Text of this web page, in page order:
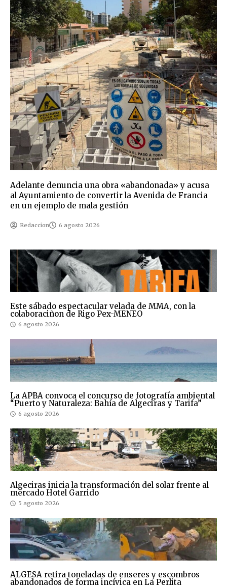
Adelante denuncia una obra «abandonada» y acusa
al Ayuntamiento de convertir la Avenida de Francia
en un ejemplo de mala gestión
Redaccion 6 agosto 2026
Este sábado espectacular velada de MMA, con la
colaboraciñon de Rigo Pex-MENEO
6 agosto 2026
La APBA convoca el concurso de fotografía ambiental
“Puerto y Naturaleza: Bahía de Algeciras y Tarifa”
6 agosto 2026
Algeciras inicia la transformación del solar frente al
mercado Hotel Garrido
5 agosto 2026
ALGESA retira toneladas de enseres y escombros
abandonados de forma incívica en La Perlita